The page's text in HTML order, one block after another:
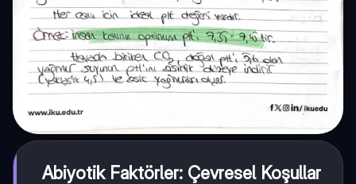
Abiyotik Faktörler: Çevresel Koşullar